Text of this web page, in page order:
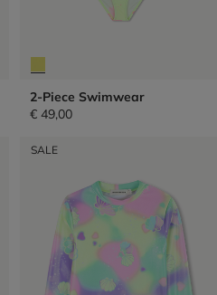
2-Piece Swimwear
€ 49,00
SALE